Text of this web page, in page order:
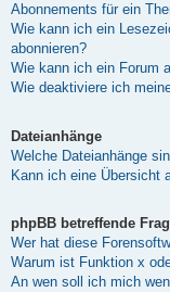
Abonnements für ein
Wie kann ich ein
abonnieren?
Wie kann ich ein Forum
Wie deaktiviere ich
Dateianhänge
Welche Dateianhänge
Kann ich eine Übersicht
phpBB betreffende
Wer hat diese
Warum ist Funktion x
An wen soll ich mich